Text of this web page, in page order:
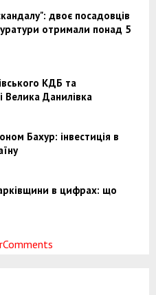
двоє посадовців
отримали понад 5
КДБ та
Велика Данилівка
Бахур: інвестиція в
в цифрах: що